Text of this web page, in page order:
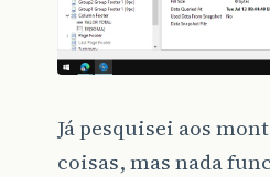
Já pesquisei aos
coisas, mas nada